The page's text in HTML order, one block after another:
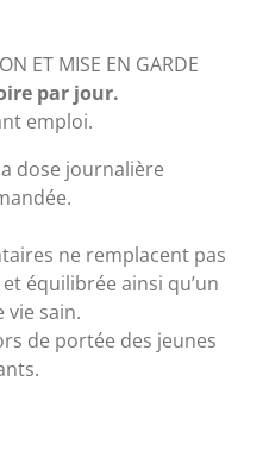
ET MISE EN GARDE
par jour.
emploi.
dose journalière
ne remplacent pas
équilibrée ainsi qu’un
vie sain.
de portée des jeunes